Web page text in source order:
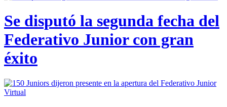
Se disputó la segunda fecha del
Federativo Junior con gran
éxito